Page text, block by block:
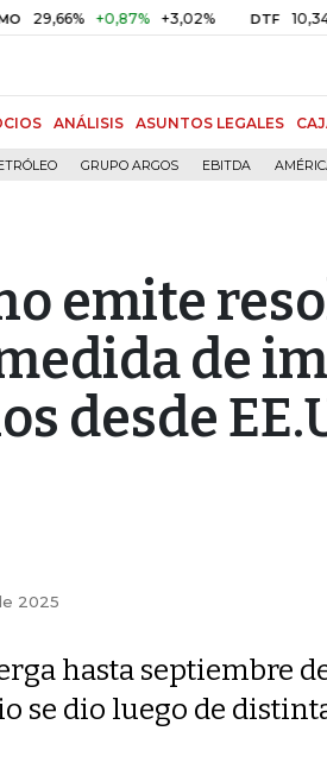
+0,87% +3,02% DTF 10,34%
ANÁLISIS ASUNTOS LEGALES
GRUPO ARGOS EBITDA
emite
de
desde
2025
hasta septiembre
se dio luego de